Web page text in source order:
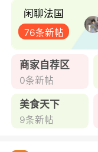
闲聊法国
76条新帖
商家自荐区
0条新帖
美食天下
9条新帖